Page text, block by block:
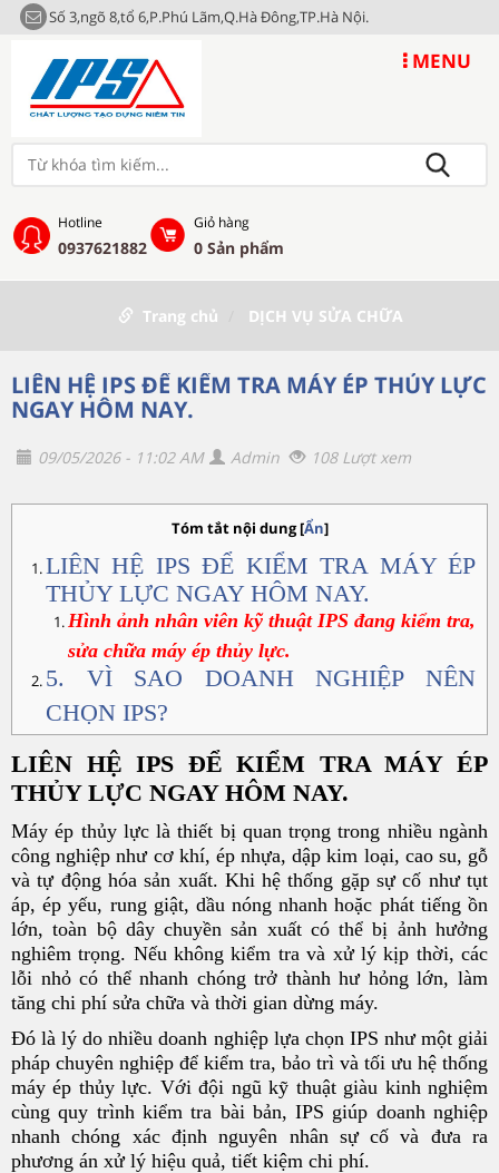
Số 3,ngõ 8,tổ 6,P.Phú Lãm,Q.Hà Đông,TP.Hà Nội.
MENU
Hotline
0937621882
Giỏ hàng
0 Sản phẩm
Trang chủ DỊCH VỤ SỬA CHỮA
LIÊN HỆ IPS ĐỂ KIỂM TRA MÁY ÉP THỦY LỰC
NGAY HÔM NAY.
09/05/2026 - 11:02 AM Admin 108 Lượt xem
Tóm tắt nội dung[Ẩn]
LIÊN HỆ IPS ĐỂ KIỂM TRA MÁY ÉP
THỦY LỰC NGAY HÔM NAY.
Hình ảnh nhân viên kỹ thuật IPS đang kiểm tra,
sửa chữa máy ép thủy lực.
5. VÌ SAO DOANH NGHIỆP NÊN
CHỌN IPS?
LIÊN HỆ IPS ĐỂ KIỂM TRA MÁY ÉP
THỦY LỰC NGAY HÔM NAY.
Máy ép thủy lực là thiết bị quan trọng trong nhiều ngành
công nghiệp như cơ khí, ép nhựa, dập kim loại, cao su, gỗ
và tự động hóa sản xuất. Khi hệ thống gặp sự cố như tụt
áp, ép yếu, rung giật, dầu nóng nhanh hoặc phát tiếng ồn
lớn, toàn bộ dây chuyền sản xuất có thể bị ảnh hưởng
nghiêm trọng. Nếu không kiểm tra và xử lý kịp thời, các
lỗi nhỏ có thể nhanh chóng trở thành hư hỏng lớn, làm
tăng chi phí sửa chữa và thời gian dừng máy.
Đó là lý do nhiều doanh nghiệp lựa chọn IPS như một giải
pháp chuyên nghiệp để kiểm tra, bảo trì và tối ưu hệ thống
máy ép thủy lực. Với đội ngũ kỹ thuật giàu kinh nghiệm
cùng quy trình kiểm tra bài bản, IPS giúp doanh nghiệp
nhanh chóng xác định nguyên nhân sự cố và đưa ra
phương án xử lý hiệu quả, tiết kiệm chi phí.